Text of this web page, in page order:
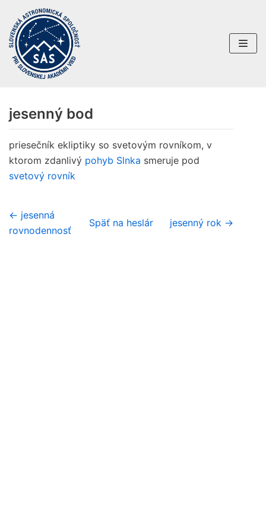
Preskočiť
na
obsah
jesenný bod
priesečník ekliptiky so svetovým rovníkom, v
ktorom zdanlivý pohyb Slnka smeruje pod
svetový rovník
← jesenná
rovnodennosť
Späť na heslár jesenný rok →